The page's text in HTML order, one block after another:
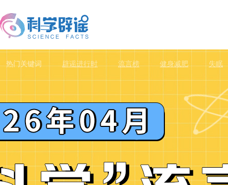
热门关键词 辟谣进行时 流言榜 健身减肥 失眠